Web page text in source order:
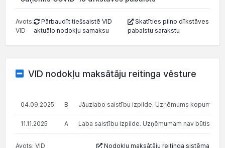
Avots:
VID
Pārbaudīt tiešsaistē VID
aktuālo nodokļu samaksu
Skatīties pilno dīkstāves
pabalstu sarakstu
VID nodokļu maksātāju reitinga vēsture
04.09.2025 B Jāuzlabo saistību izpilde. Uzņēmums kopumā
11.11.2025 A Laba saistību izpilde. Uzņēmumam nav būtisku
Avots: VID Nodokļu maksātāju reitinga sistēma